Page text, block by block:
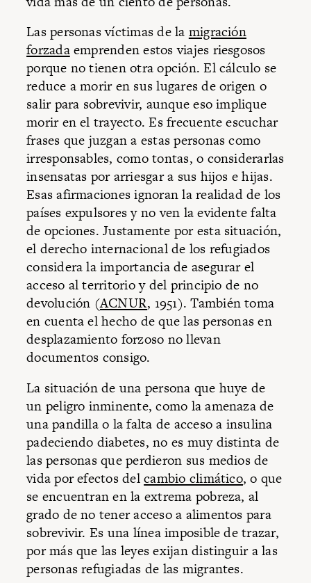
Las personas víctimas de la migración
forzadaemprenden estos viajes riesgosos
porque no tienen otra opción. El cálculo se
reduce a morir en sus lugares de origen o
salir para sobrevivir, aunque eso implique
morir en el trayecto. Es frecuente escuchar
frases que juzgan a estas personas como
irresponsables, como tontas, o considerarlas
insensatas por arriesgar a sus hijos e hijas.
Esas afirmaciones ignoran la realidad de los
países expulsores y no ven la evidente falta
de opciones. Justamente por esta situación,
el derecho internacional de los refugiados
considera la importancia de asegurar el
acceso al territorio y del principio de no
devolución (ACNUR, 1951). También toma
en cuenta el hecho de que las personas en
desplazamiento forzoso no llevan
documentos consigo.
La situación de una persona que huye de
un peligro inminente, como la amenaza de
una pandilla o la falta de acceso a insulina
padeciendo diabetes, no es muy distinta de
las personas que perdieron sus medios de
vida por efectos delcambio climático, o que
se encuentran en la extrema pobreza, al
grado de no tener acceso a alimentos para
sobrevivir. Es una línea imposible de trazar,
por más que las leyes exijan distinguir a las
personas refugiadas de las migrantes.